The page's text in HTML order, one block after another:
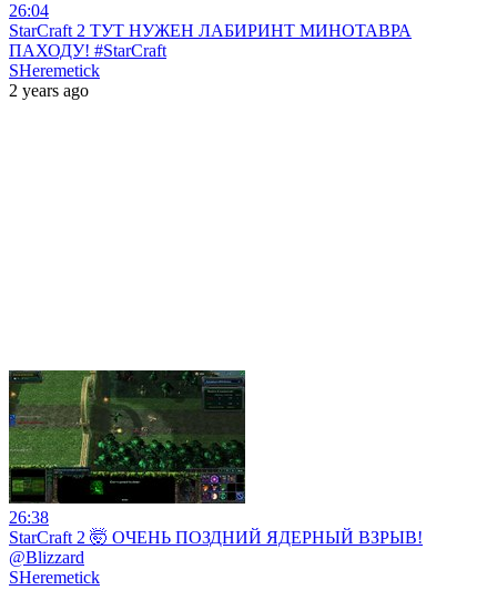
26:04
StarCraft 2 ТУТ НУЖЕН ЛАБИРИНТ МИНОТАВРА
ПАХОДУ! #StarCraft
SHeremetick
2 years ago
26:38
StarCraft 2 🤯 ОЧЕНЬ ПОЗДНИЙ ЯДЕРНЫЙ ВЗРЫВ!
@Blizzard
SHeremetick